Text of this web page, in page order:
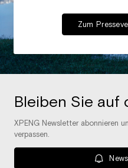
Zum
Bleiben Sie auf
XPENG Newsletter abonnieren
verpassen.